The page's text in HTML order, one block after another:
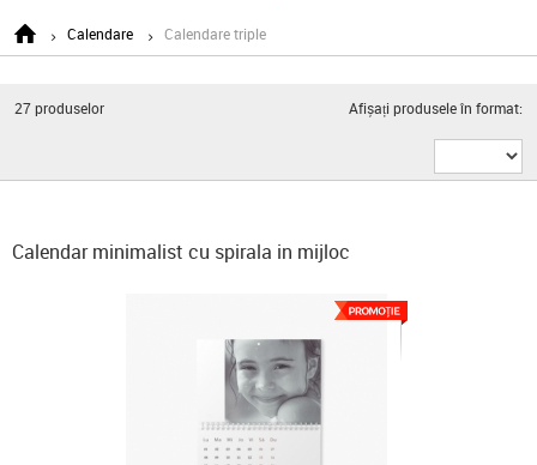
Calendare Calendare triple
27produselor Afișați produsele în format:
Calendar minimalist cu spirala in mijloc